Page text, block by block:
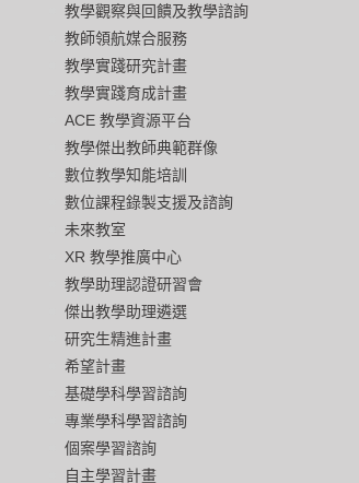
教學觀察與回饋及教學諮詢
教師領航媒合服務
教學實踐研究計畫
教學實踐育成計畫
ACE 教學資源平台
教學傑出教師典範群像
數位教學知能培訓
數位課程錄製支援及諮詢
未來教室
XR 教學推廣中心
教學助理認證研習會
傑出教學助理遴選
研究生精進計畫
希望計畫
基礎學科學習諮詢
專業學科學習諮詢
個案學習諮詢
自主學習計畫